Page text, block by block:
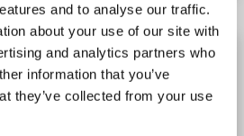
and to analyse our traffic.
about your use of our site with
and analytics partners who
information that you’ve
they’ve collected from your use
(N-Term)